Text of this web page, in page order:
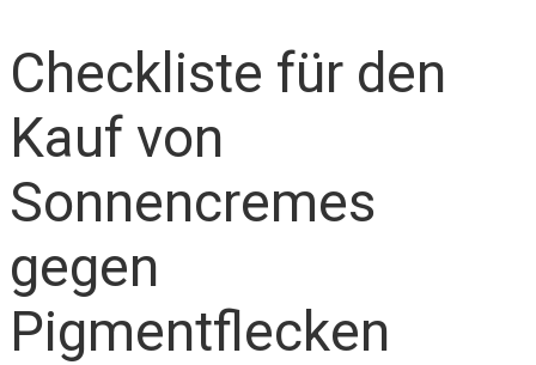
Checkliste für den
Kauf von
Sonnencremes
gegen
Pigmentflecken